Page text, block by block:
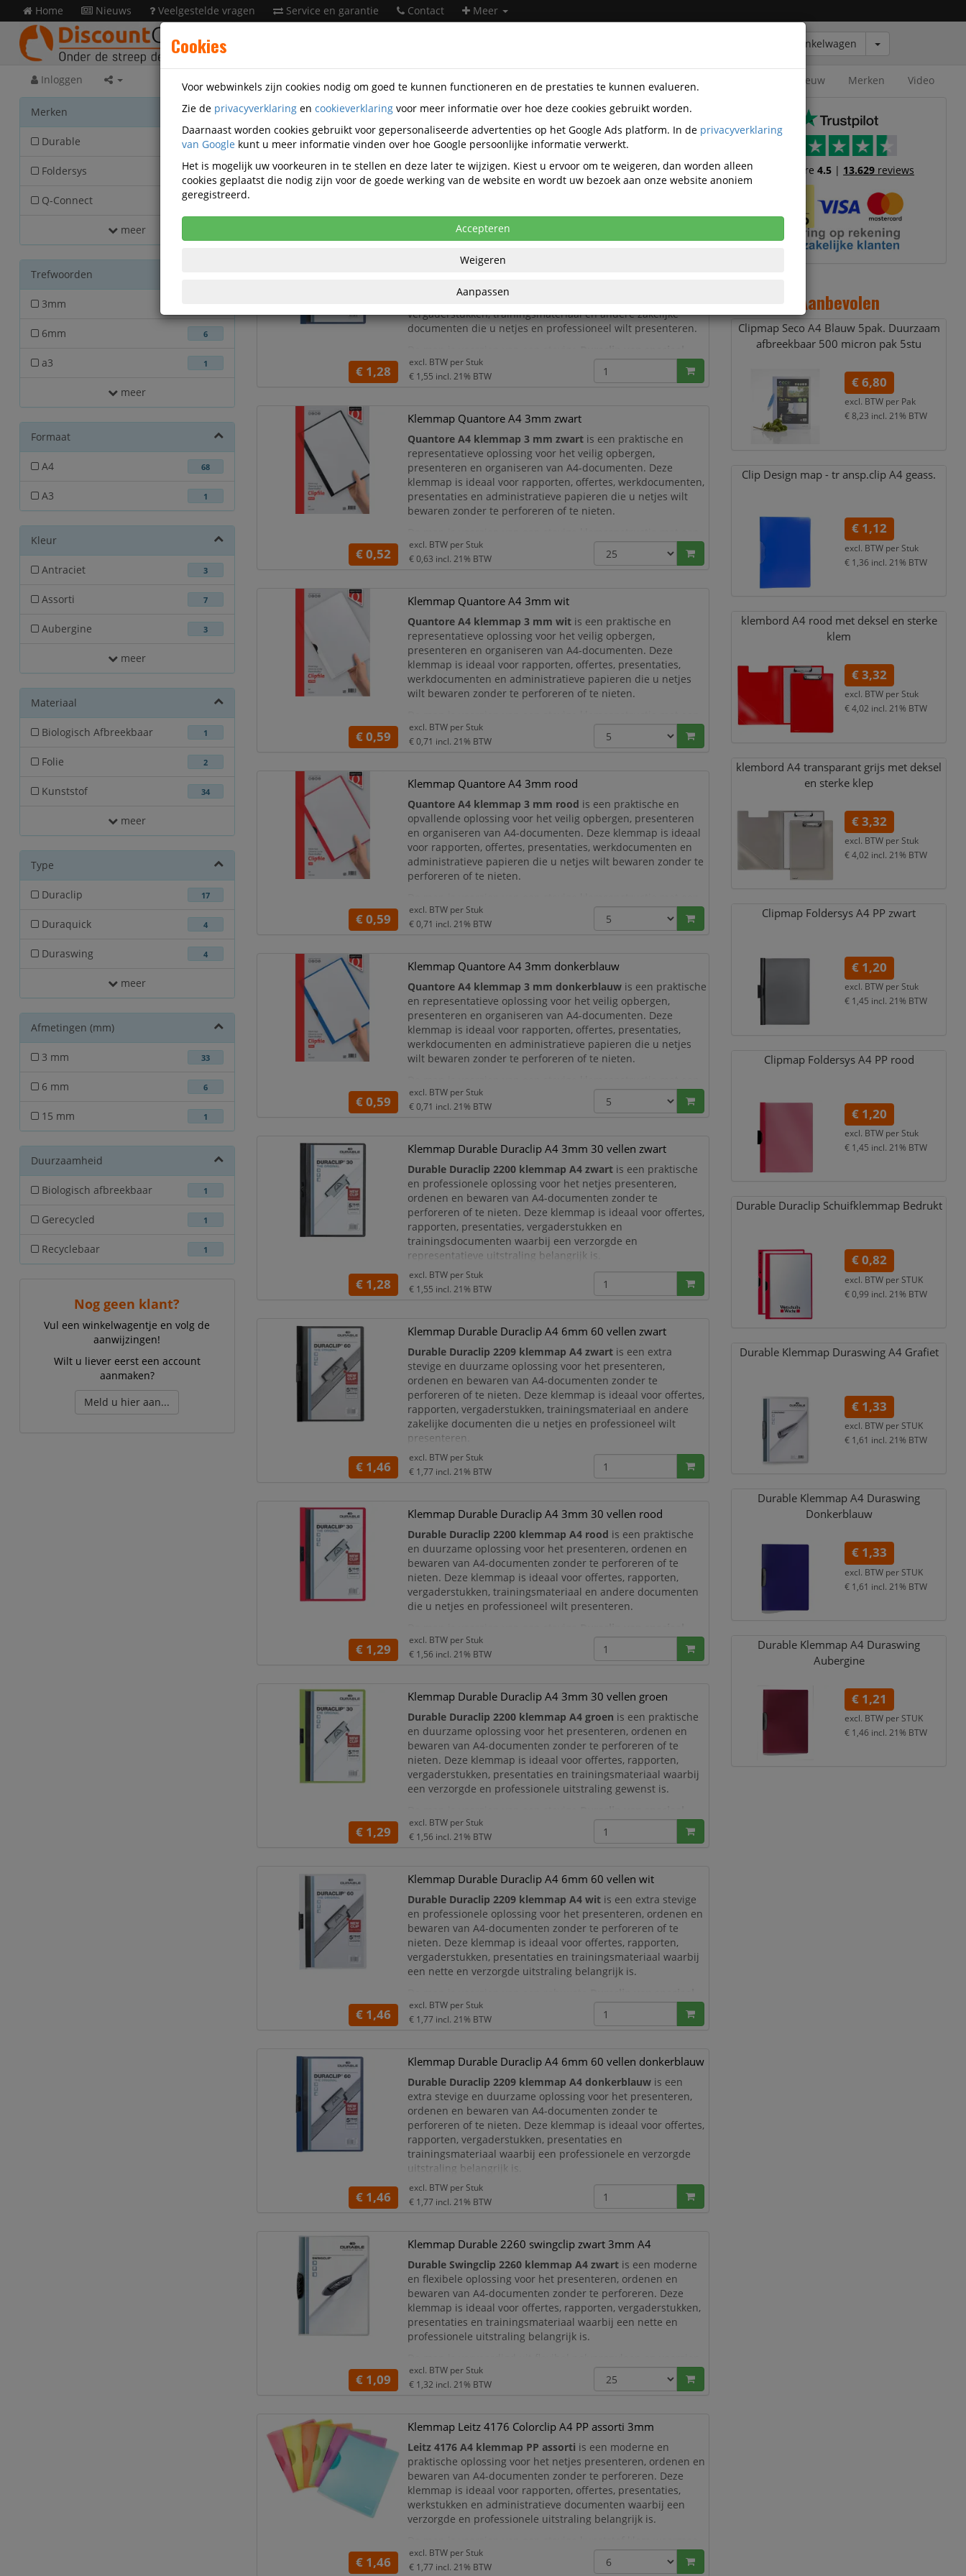
Winkelwagen
Home Nieuws Veelgestelde vragen Service en garantie Contact Meer
Inloggen Nieuw Merken Video
Merken
Durable 46
Foldersys 7
Q-Connect 6
meer
Trefwoorden
3mm
6mm 6
a3 1
meer
Formaat
A4 68
A3 1
Kleur
Antraciet 3
Assorti 7
Aubergine 3
meer
Materiaal
Biologisch Afbreekbaar 1
Folie 2
Kunststof 34
meer
Type
Duraclip 17
Duraquick 4
Duraswing 4
meer
Afmetingen (mm)
3 mm 33
6 mm 6
15 mm 1
Duurzaamheid
Biologisch afbreekbaar 1
Gerecycled 1
Recyclebaar 1
Nog geen klant?
Vul een winkelwagentje en volg de
aanwijzingen!
Wilt u liever eerst een account
aanmaken?
Meld u hier aan...
Kantoorartikelen Mappen Klemmappen
Klemmappen
Populariteit
Klemmap Durable Duraclip A4 3mm 30 vellen blauw
Durable Duraclip 2200 klemmap A4 blauw
en praktische oplossing voor het presenteren, ordenen en
bewaren van A4-documenten zonder te perforeren of te
nieten. Deze klemmap is ideaal voor offertes, rapporten,
vergaderstukken, trainingsmateriaal en andere zakelijke
documenten die u netjes en professioneel wilt presenteren.
staalwaarmee documenten veilig op hun plaats worden
€ 1,28
excl. BTW per Stuk
€ 1,55 incl. 21% BTW
Klemmap Quantore A4 3mm zwart
Quantore A4 klemmap 3 mm zwart is een praktische en
representatieve oplossing voor het veilig opbergen,
presenteren en organiseren van A4-documenten. Deze
klemmap is ideaal voor rapporten, offertes, werkdocumenten,
presentaties en administratieve papieren die u netjes wilt
bewaren zonder te perforeren of te nieten.
capaciteit van 3 mm, waarmee ongeveer 30 pagina’s stevig op
hun plaats
€ 0,52
excl. BTW per Stuk
€ 0,63 incl. 21% BTW
Klemmap Quantore A4 3mm wit
Quantore A4 klemmap 3 mm wit is een praktische en
representatieve oplossing voor het veilig opbergen,
presenteren en organiseren van A4-documenten. Deze
klemmap is ideaal voor rapporten, offertes, presentaties,
werkdocumenten en administratieve papieren die u netjes
wilt bewaren zonder te perforeren of te nieten.
capaciteit van 3 mm, waarmee ongeveer 30 pagina’s stevig op
hun plaats wo
€ 0,59
excl. BTW per Stuk
€ 0,71 incl. 21% BTW
Klemmap Quantore A4 3mm rood
Quantore A4 klemmap 3 mm rood is een praktische en
opvallende oplossing voor het veilig opbergen, presenteren
en organiseren van A4-documenten. Deze klemmap is ideaal
voor rapporten, offertes, presentaties, werkdocumenten en
administratieve papieren die u netjes wilt bewaren zonder te
perforeren of te nieten.
capaciteit van 3 mm, waarmee ongeveer 30 pagina’s stevig op
hun plaats worden
€ 0,59
excl. BTW per Stuk
€ 0,71 incl. 21% BTW
Klemmap Quantore A4 3mm donkerblauw
Quantore A4 klemmap 3 mm donkerblauw is een praktische
en representatieve oplossing voor het veilig opbergen,
presenteren en organiseren van A4-documenten. Deze
klemmap is ideaal voor rapporten, offertes, presentaties,
werkdocumenten en administratieve papieren die u netjes
wilt bewaren zonder te perforeren of te nieten.
capaciteit van 3 mm, waarmee ongeveer 30 pagina’s stevig op
hun p
€ 0,59
excl. BTW per Stuk
€ 0,71 incl. 21% BTW
Klemmap Durable Duraclip A4 3mm 30 vellen zwart
Durable Duraclip 2200 klemmap A4 zwart is een praktische
en professionele oplossing voor het netjes presenteren,
ordenen en bewaren van A4-documenten zonder te
perforeren of te nieten. Deze klemmap is ideaal voor offertes,
rapporten, presentaties, vergaderstukken en
trainingsdocumenten waarbij een verzorgde en
representatieve uitstraling belangrijk is.
De map is voorzien van een stevige
Duraclip van speciaal
staal, waarmee documenten veilig en
€ 1,28
excl. BTW per Stuk
€ 1,55 incl. 21% BTW
Klemmap Durable Duraclip A4 6mm 60 vellen zwart
Durable Duraclip 2209 klemmap A4 zwart is een extra
stevige en duurzame oplossing voor het presenteren,
ordenen en bewaren van A4-documenten zonder te
perforeren of te nieten. Deze klemmap is ideaal voor offertes,
rapporten, vergaderstukken, trainingsmateriaal en andere
zakelijke documenten die u netjes en professioneel wilt
presenteren.
De map is voorzien van een robuuste
Duraclip van speciaal
staal, waarmee documenten veilig en strak worden
€ 1,46
excl. BTW per Stuk
€ 1,77 incl. 21% BTW
Klemmap Durable Duraclip A4 3mm 30 vellen rood
Durable Duraclip 2200 klemmap A4 rood is een praktische
en duurzame oplossing voor het presenteren, ordenen en
bewaren van A4-documenten zonder te perforeren of te
nieten. Deze klemmap is ideaal voor offertes, rapporten,
vergaderstukken, trainingsmateriaal en andere documenten
die u netjes en professioneel wilt presenteren.
staalwaarmee documenten veilig op hun plaats worden
gehouden. D
€ 1,29
excl. BTW per Stuk
€ 1,56 incl. 21% BTW
Klemmap Durable Duraclip A4 3mm 30 vellen groen
Durable Duraclip 2200 klemmap A4 groen is een praktische
en duurzame oplossing voor het presenteren, ordenen en
bewaren van A4-documenten zonder te perforeren of te
nieten. Deze klemmap is ideaal voor offertes, rapporten,
vergaderstukken, presentaties en trainingsmateriaal waarbij
een verzorgde en professionele uitstraling gewenst is.
staalwaarmee documenten veilig op hun plaats worden
€ 1,29
excl. BTW per Stuk
€ 1,56 incl. 21% BTW
Klemmap Durable Duraclip A4 6mm 60 vellen wit
Durable Duraclip 2209 klemmap A4 wit is een extra stevige
en professionele oplossing voor het presenteren, ordenen en
bewaren van A4-documenten zonder te perforeren of te
nieten. Deze klemmap is ideaal voor offertes, rapporten,
vergaderstukken, presentaties en trainingsmateriaal waarbij
een nette en verzorgde uitstraling belangrijk is.
staalwaarmee documenten veilig en strak worden vas
€ 1,46
excl. BTW per Stuk
€ 1,77 incl. 21% BTW
Klemmap Durable Duraclip A4 6mm 60 vellen donkerblauw
Durable Duraclip 2209 klemmap A4 donkerblauw is een
extra stevige en duurzame oplossing voor het presenteren,
ordenen en bewaren van A4-documenten zonder te
perforeren of te nieten. Deze klemmap is ideaal voor offertes,
rapporten, vergaderstukken, presentaties en
trainingsmateriaal waarbij een professionele en verzorgde
uitstraling belangrijk is.
De map is voorzien van een robuuste
Duraclip van speciaal
staalwaarmee documenten veilig en strak
€ 1,46
excl. BTW per Stuk
€ 1,77 incl. 21% BTW
Klemmap Durable 2260 swingclip zwart 3mm A4
Durable Swingclip 2260 klemmap A4 zwart is een moderne
en flexibele oplossing voor het presenteren, ordenen en
bewaren van A4-documenten zonder te perforeren. Deze
klemmap is ideaal voor offertes, rapporten, vergaderstukken,
presentaties en trainingsmateriaal waarbij een nette en
professionele uitstraling belangrijk is.
van een innovatieve
ovale kunststof Swingclip. Deze klem is
zijd
€ 1,09
excl. BTW per Stuk
€ 1,32 incl. 21% BTW
Klemmap Leitz 4176 Colorclip A4 PP assorti 3mm
Leitz 4176 A4 klemmap PP assorti is een moderne en
praktische oplossing voor het netjes presenteren, ordenen en
bewaren van A4-documenten zonder te perforeren. Deze
klemmap is ideaal voor rapporten, offertes, presentaties,
werkstukken en administratieve documenten waarbij een
verzorgde en professionele uitstraling belangrijk is.
tot circa 30 vellen veilig worden vastgehouden. Dankzij he
€ 1,46
excl. BTW per Stuk
€ 1,77 incl. 21% BTW
Trustscore4.5 | 13.629 reviews
Aanbevolen
Clipmap Seco A4 Blauw 5pak. Duurzaam
afbreekbaar 500 micron pak 5stu
€ 6,80
excl. BTW per Pak
€ 8,23 incl. 21% BTW
Clip Design map - tr ansp.clip A4 geass.
€ 1,12
excl. BTW per Stuk
€ 1,36 incl. 21% BTW
klembord A4 rood met deksel en sterke
klem
€ 3,32
excl. BTW per Stuk
€ 4,02 incl. 21% BTW
klembord A4 transparant grijs met deksel
en sterke klep
€ 3,32
excl. BTW per Stuk
€ 4,02 incl. 21% BTW
Clipmap Foldersys A4 PP zwart
€ 1,20
excl. BTW per Stuk
€ 1,45 incl. 21% BTW
Clipmap Foldersys A4 PP rood
€ 1,20
excl. BTW per Stuk
€ 1,45 incl. 21% BTW
Durable Duraclip Schuifklemmap Bedrukt
€ 0,82
excl. BTW per STUK
€ 0,99 incl. 21% BTW
Durable Klemmap Duraswing A4 Grafiet
€ 1,33
excl. BTW per STUK
€ 1,61 incl. 21% BTW
Durable Klemmap A4 Duraswing
Donkerblauw
€ 1,33
excl. BTW per STUK
€ 1,61 incl. 21% BTW
Durable Klemmap A4 Duraswing
Aubergine
€ 1,21
excl. BTW per STUK
€ 1,46 incl. 21% BTW
Cookies
Voor webwinkels zijn cookies nodig om goed te kunnen functioneren en de prestaties te kunnen evalueren.
Zie de privacyverklaring en cookieverklaring voor meer informatie over hoe deze cookies gebruikt worden.
Daarnaast worden cookies gebruikt voor gepersonaliseerde advertenties op het Google Ads platform. In de privacyverklaring
van Google kunt u meer informatie vinden over hoe Google persoonlijke informatie verwerkt.
Het is mogelijk uw voorkeuren in te stellen en deze later te wijzigen. Kiest u ervoor om te weigeren, dan worden alleen
cookies geplaatst die nodig zijn voor de goede werking van de website en wordt uw bezoek aan onze website anoniem
geregistreerd.
Accepteren
Weigeren
Aanpassen